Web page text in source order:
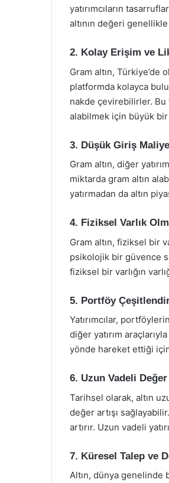
yatırımcıların
altının değeri genellikle
2. Kolay Erişim ve
Gram altın, Türkiye’de
platformda kolayca
nakde çevirebilirler. Bu
alabilmek için büyük bir
3. Düşük Giriş
Gram altın, diğer
miktarda gram altın
yatırmadan da altın
4. Fiziksel Varlık
Gram altın, fiziksel bir
psikolojik bir güvence
fiziksel bir varlığın
5. Portföy
Yatırımcılar,
diğer yatırım
yönde hareket ettiği
6. Uzun Vadeli Değer
Tarihsel olarak, altın
değer artışı
artırır. Uzun vadeli
7. Küresel Talep ve
Altın, dünya